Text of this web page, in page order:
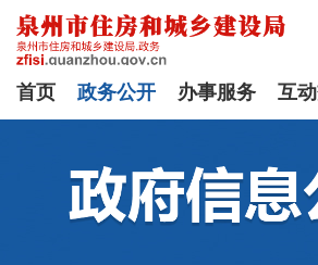
首页 政务公开 办事服务 互